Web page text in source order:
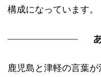
構成になっています。
鹿児島と津軽の言葉